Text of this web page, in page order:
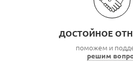
ДОСТОЙНОЕ
поможем и
решим